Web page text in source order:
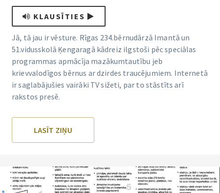
KLAUSĪTIES
Jā, tā jau ir vēsture. Rīgas 234.bērnudārzā Imantā un
51.vidusskolā Ķengaragā kādreiz ilgstoši pēc speciālas
programmas apmācīja mazākumtautību jeb
krievvalodīgos bērnus ar dzirdes traucējumiem. Internetā
ir saglabājušies vairāki TV sižeti, par to stāstīts arī
rakstos presē.
LASĪT ZIŅU